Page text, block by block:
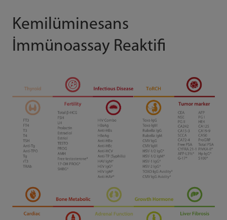
Kemilüminesans
İmmünoassay Reaktifi